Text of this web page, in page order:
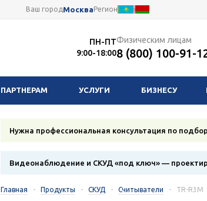
Ваш городМоскваРегион
ПН-ПТ
9:00-18:00
Физическим лицам
8 (800) 100-91-
ПАРТНЕРАМ УСЛУГИ БИЗНЕСУ
Нужна профессиональная консультация по
Видеонаблюдение и СКУД «под ключ» —
Главная - Продукты - СКУД - Считыватели - TR-R3M